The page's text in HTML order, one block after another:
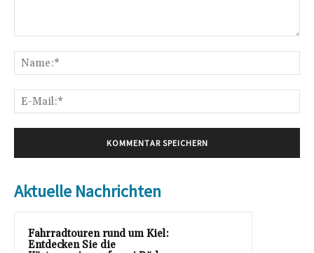
Aktuelle Nachrichten
Fahrradtouren rund um Kiel:
Entdecken Sie die